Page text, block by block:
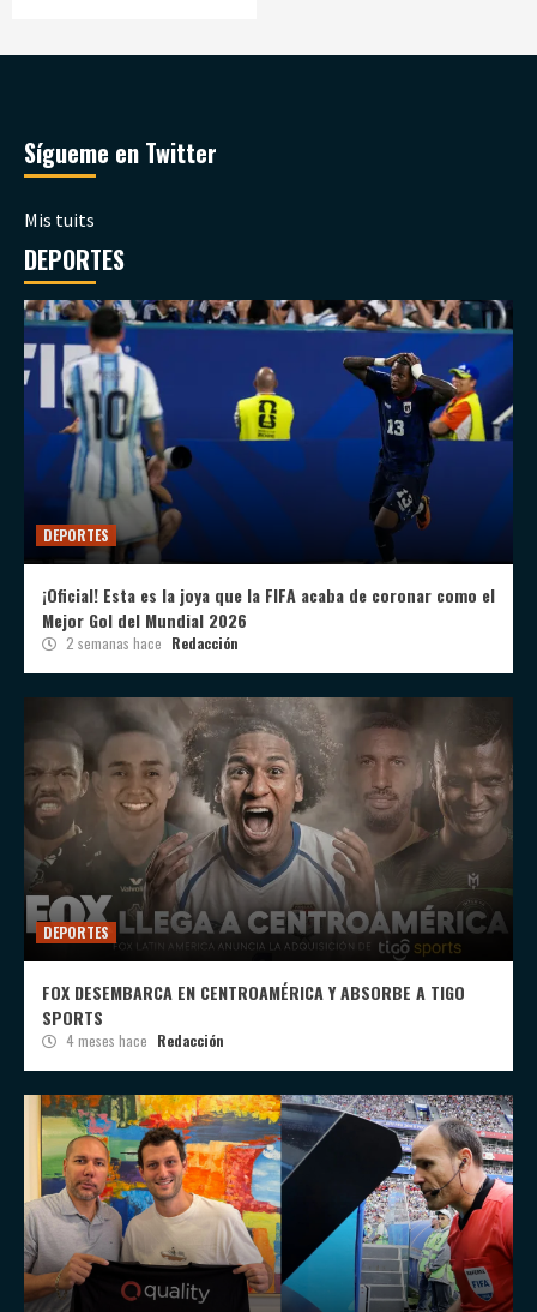
Sígueme en Twitter
Mis tuits
DEPORTES
DEPORTES
¡Oficial! Esta es la joya que la FIFA acaba de coronar como el
Mejor Gol del Mundial 2026
2 semanas hace Redacción
DEPORTES
FOX DESEMBARCA EN CENTROAMÉRICA Y ABSORBE A TIGO
SPORTS
4 meses hace Redacción